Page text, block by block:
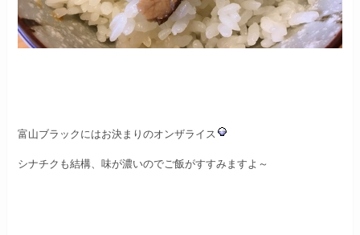
富山ブラックにはお決まりのオンザライス
シナチクも結構、味が濃いのでご飯がすすみますよ～